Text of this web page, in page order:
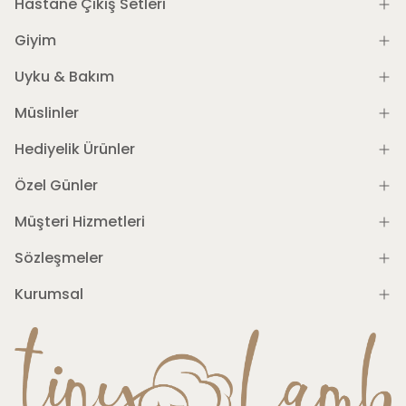
Hastane Çıkış Setleri
Giyim
Uyku & Bakım
Müslinler
Hediyelik Ürünler
Özel Günler
Müşteri Hizmetleri
Sözleşmeler
Kurumsal